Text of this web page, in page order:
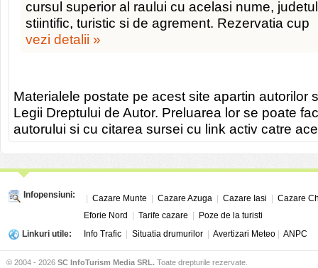
cursul superior al raului cu acelasi nume,
stiintific, turistic si de agrement. Rezervatia cup
vezi detalii »
Materialele postate pe acest site apartin autorilor
Legii Dreptului de Autor. Preluarea lor se poate
autorului si cu citarea sursei cu link activ catre
Infopensiuni: Cazare Munte Cazare Azuga Cazare Iasi
Cazare
Eforie Nord
Tarife cazare
Poze de la turisti
Linkuri utile:
Info Trafic Situatia drumurilor Avertizari Meteo ANPC
© 2004 - 2026 SC InfoTurism Media SRL. Toate drepturile rezervate.